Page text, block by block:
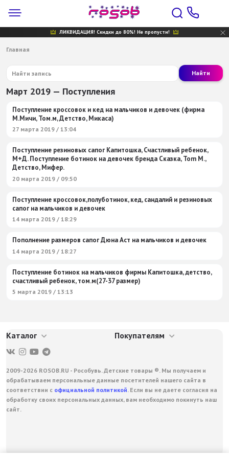
ЛИКВИДАЦИЯ! Скидки до 80%! Не пропусти!
Главная
Найти
Март 2019 — Поступления
Поступление кроссовок и кед на мальчиков и девочек (фирма
М.Мичи, Том.м, Детство, Микаса)
27 марта 2019 / 13:04
Поступление резиновых сапог Капитошка, Счастливый ребенок,
М+Д. Поступление ботинок на девочек бренда Сказка, Tom M.,
Детство, Мифер.
20 марта 2019 / 09:50
Поступление кроссовок,полуботинок, кед, сандалий и резиновых
сапог на мальчиков и девочек
14 марта 2019 / 18:29
Пополнение размеров сапог Дюна Аст на мальчиков и девочек
14 марта 2019 / 18:27
Поступление ботинок на мальчиков фирмы Капитошка, детство,
счастливый ребенок, том.м(27-37 размер)
5 марта 2019 / 13:13
Каталог Покупателям
2009-2026 ROSOB.RU - Рособувь. Детские товары ®. Мы получаем и
обрабатываем персональные данные посетителей нашего сайта в
соответствии с официальной политикой. Если вы не даете согласия на
обработку своих персональных данных, вам необходимо покинуть наш
сайт.